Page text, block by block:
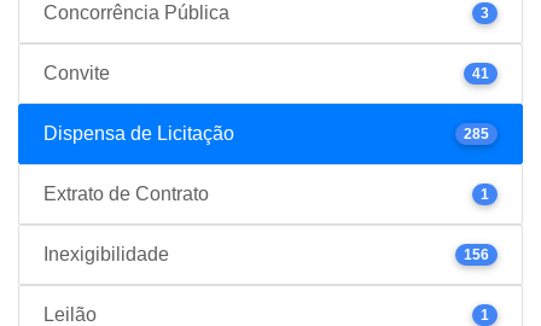
Concorrência Pública 3
Convite 41
Dispensa de Licitação 285
Extrato de Contrato 1
Inexigibilidade 156
Leilão 1